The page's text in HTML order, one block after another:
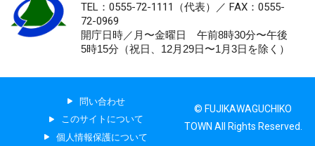
TEL：0555-72-1111 （代表）／ FAX：0555-
72-0969
開庁日時／月〜金曜日 午前8時30分〜午後
5時15分（祝日、12月29日〜1月3日を除く）
問い合わせ
このサイトについて
個人情報保護について
© FUJIKAWAGUCHIKO
TOWN All Rights Reserved.